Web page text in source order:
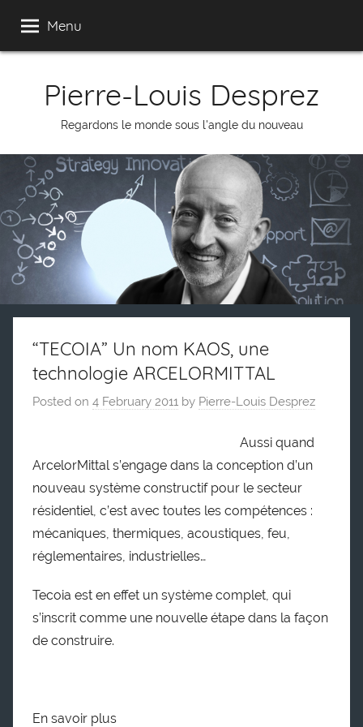
content
Menu
Pierre-Louis Desprez
Regardons le monde sous l'angle du nouveau
“TECOIA” Un nom KAOS, une
technologie ARCELORMITTAL
Posted on 4 February 2011 by Pierre-Louis Desprez
Aussi quand
ArcelorMittal s’engage dans la conception d’un
nouveau système constructif pour le secteur
résidentiel, c’est avec toutes les compétences :
mécaniques, thermiques, acoustiques, feu,
réglementaires, industrielles…
Tecoia est en effet un système complet, qui
s’inscrit comme une nouvelle étape dans la façon
de construire.
En savoir plus